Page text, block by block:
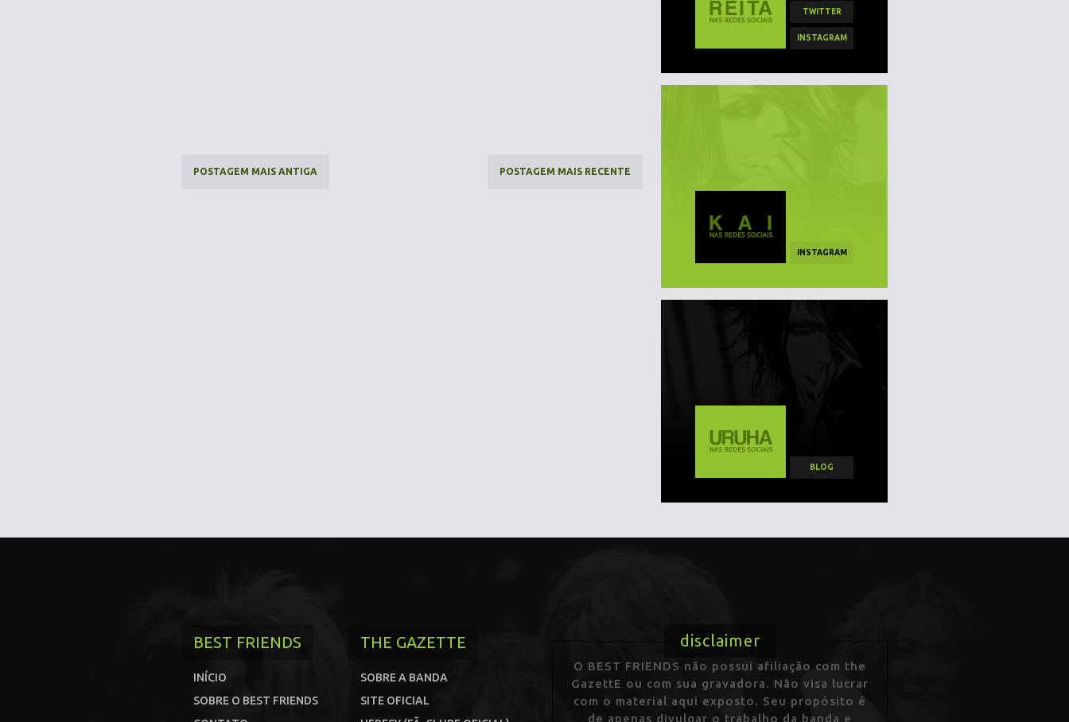
POSTAGEM MAIS RECENTE
POSTAGEM MAIS ANTIGA
TWITTER
INSTAGRAM
INSTAGRAM
BLOG
BEST FRIENDS
INÍCIO
SOBRE O BEST FRIENDS
THE GAZETTE
SOBRE A BANDA
SITE OFICIAL
disclaimer
O BEST FRIENDS não possui afiliação com the
GazettE ou com sua gravadora. Não visa lucrar
com o material aqui exposto. Seu propósito é
de apenas divulgar o trabalho da banda e